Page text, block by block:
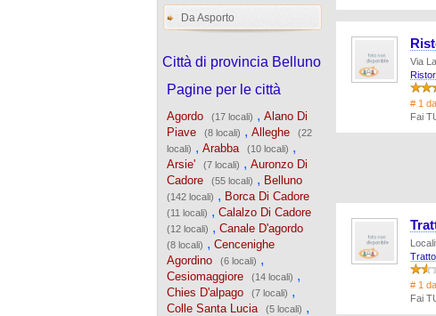
Da Asporto
Città di provincia Belluno
Pagine per le città
Agordo (17 locali) , Alano Di
Piave
(8 locali) , Alleghe
(22
locali) , Arabba (10 locali) ,
Arsie' (7 locali) , Auronzo Di
Cadore
(55 locali) , Belluno
(142 locali) , Borca Di Cadore
(11 locali) , Calalzo Di Cadore
(12 locali) , Canale D'agordo
(8 locali) , Cencenighe
Agordino
(6 locali) ,
Cesiomaggiore (14 locali) ,
Chies D'alpago (7 locali) ,
Colle Santa Lucia (5 locali) ,
Via
# 1
Fai
# 1
Fai